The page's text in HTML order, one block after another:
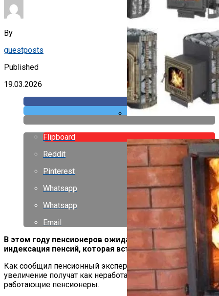
By
guestposts
Published
19.03.2026
Flipboard
Reddit
Pinterest
Whatsapp
Whatsapp
Email
В этом году пенсионеров ожидает очередная
индексация пенсий, которая вступит в силу после мая
Как сообщил пенсионный эксперт Сергей Власов,
увеличение получат как неработающие, так и
работающие пенсионеры.